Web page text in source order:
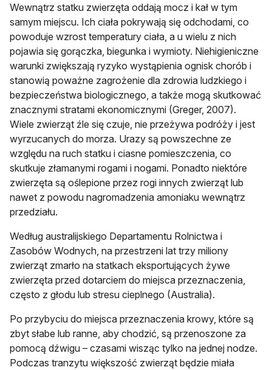
Wewnątrz statku zwierzęta oddają mocz i kał w tym
samym miejscu. Ich ciała pokrywają się odchodami, co
powoduje wzrost temperatury ciała, a u wielu z nich
pojawia się gorączka, biegunka i wymioty. Niehigieniczne
warunki zwiększają ryzyko wystąpienia ognisk chorób i
stanowią poważne zagrożenie dla zdrowia ludzkiego i
bezpieczeństwa biologicznego, a także mogą skutkować
znacznymi stratami ekonomicznymi (Greger, 2007).
Wiele zwierząt źle się czuje, nie przeżywa podróży i jest
wyrzucanych do morza. Urazy są powszechne ze
względu na ruch statku i ciasne pomieszczenia, co
skutkuje złamanymi rogami i nogami. Ponadto niektóre
zwierzęta są oślepione przez rogi innych zwierząt lub
nawet z powodu nagromadzenia amoniaku wewnątrz
przedziału.
Według australijskiego Departamentu Rolnictwa i
Zasobów Wodnych, na przestrzeni lat trzy miliony
zwierząt zmarło na statkach eksportujących żywe
zwierzęta przed dotarciem do miejsca przeznaczenia,
często z głodu lub stresu cieplnego (Australia).
Po przybyciu do miejsca przeznaczenia krowy, które są
zbyt słabe lub ranne, aby chodzić, są przenoszone za
pomocą dźwigu – czasami wisząc tylko na jednej nodze.
Podczas tranzytu większość zwierząt będzie miała